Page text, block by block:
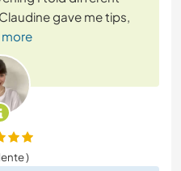
gave me tips,
)